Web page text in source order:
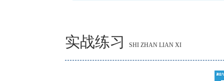
实战练习 SHI ZHAN LIAN XI